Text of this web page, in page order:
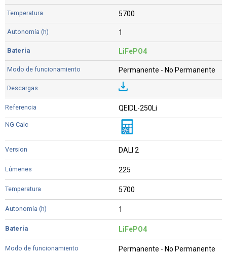
5700
1
LiFePO4
Permanente - No Permanente
QEIDL-250Li
DALI 2
225
5700
1
LiFePO4
Permanente - No Permanente